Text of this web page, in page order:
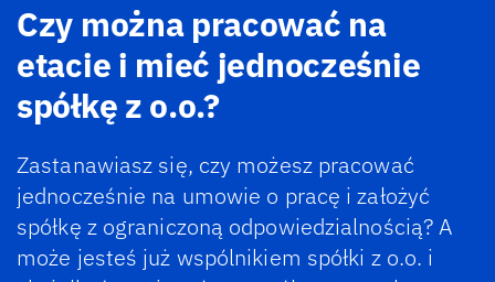
Czy można pracować na
etacie i mieć jednocześnie
spółkę z o.o.?
Zastanawiasz się, czy możesz pracować
jednocześnie na umowie o pracę i założyć
spółkę z ograniczoną odpowiedzialnością? A
może jesteś już wspólnikiem spółki z o.o. i